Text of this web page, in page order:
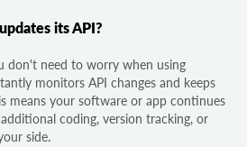
its API?
don't need to worry when using
monitors API changes and keeps
means your software or app continues
coding, version tracking, or
side.